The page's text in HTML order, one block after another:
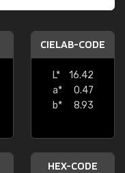
CIELAB-CODE
L*
16.42
a*
0.47
b*
8.93
HEX-CODE